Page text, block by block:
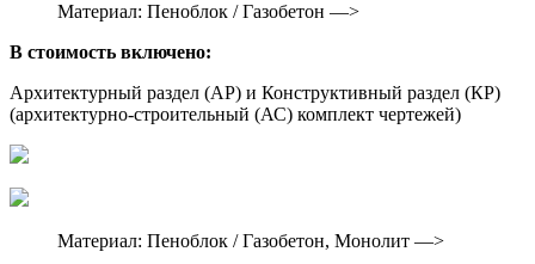
Материал: Пеноблок / Газобетон —>
В стоимость включено:
Архитектурный раздел (АР) и Конструктивный раздел (КР)
(архитектурно-строительный (АС) комплект чертежей)
Материал: Пеноблок / Газобетон, Монолит —>